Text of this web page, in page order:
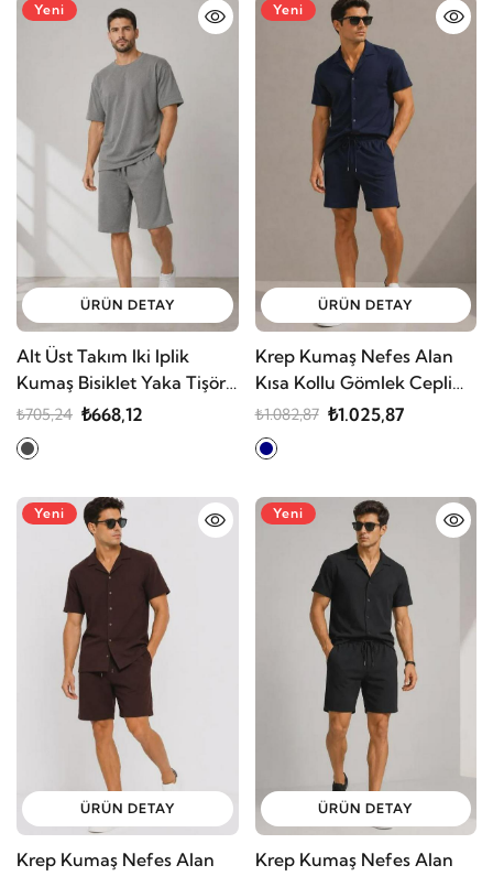
Yeni
ÜRÜN DETAY
Alt Üst Takım Iki Iplik
Kumaş Bisiklet Yaka Tişört
Cepli Diz Altı Şort
₺705,24 ₺668,12
Yeni
ÜRÜN DETAY
Krep Kumaş Nefes Alan
Kısa Kollu Gömlek Cepli
Şort Alt Üst Takım
₺1.082,87 ₺1.025,87
Yeni
ÜRÜN DETAY
Krep Kumaş Nefes Alan
Yeni
ÜRÜN DETAY
Krep Kumaş Nefes Alan